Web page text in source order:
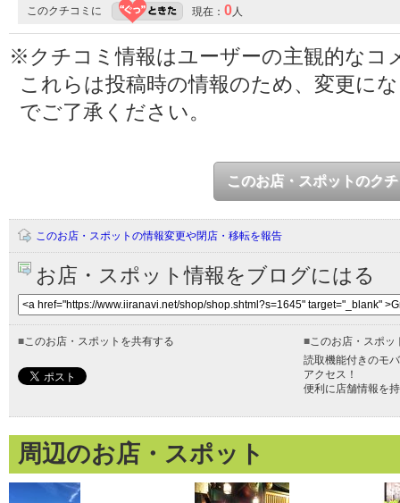
このクチコミに 現在： 0人
※クチコミ情報はユーザーの主観的なコ
これらは投稿時の情報のため、変更に
でご了承ください。
このお店・スポットのク
このお店・スポットの情報変更や閉店・移転を報告
お店・スポット情報をブログにはる
■このお店・スポットを共有する ■このお店・スポッ
読取機能付きのモ
アクセス！
便利に店舗情報を
周辺のお店・スポット